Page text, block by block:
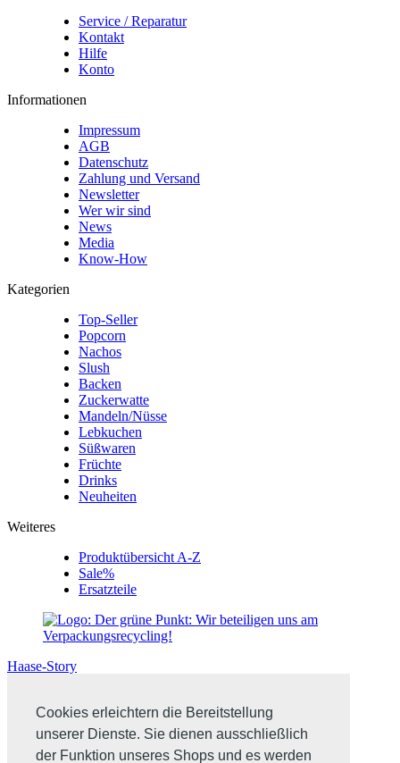
Cookies erleichtern die Bereitstellung
unserer Dienste. Sie dienen ausschließlich
der Funktion unseres Shops und es werden
Service / Reparatur
Kontakt
Hilfe
Konto
Informationen
Impressum
AGB
Datenschutz
Zahlung und Versand
Newsletter
Wer wir sind
News
Media
Know-How
Kategorien
Top-Seller
Popcorn
Nachos
Slush
Backen
Zuckerwatte
Mandeln/Nüsse
Lebkuchen
Süßwaren
Früchte
Drinks
Neuheiten
Weiteres
Produktübersicht A-Z
Sale%
Ersatzteile
Haase-Story